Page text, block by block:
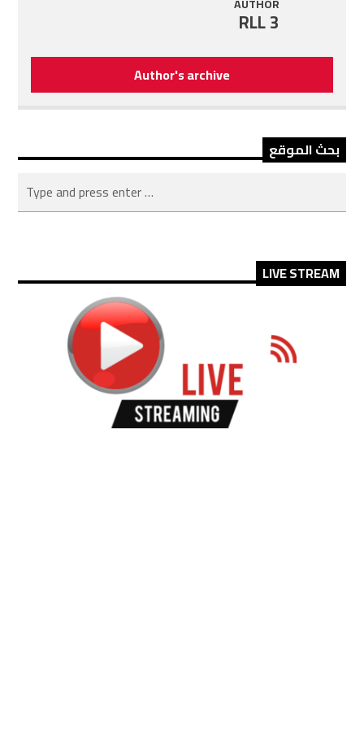
RLL 3
Author's archive
بحث الموقع
LIVE STREAM